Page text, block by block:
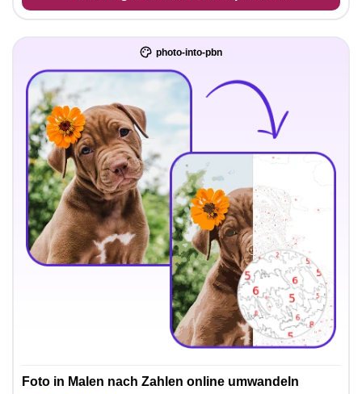
photo-into-pbn
Foto in Malen nach Zahlen online umwandeln